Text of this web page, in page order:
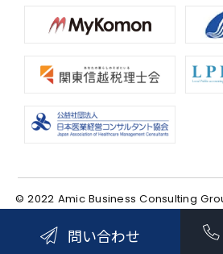
© 2022 Amic Business Consulting
問い合わせ